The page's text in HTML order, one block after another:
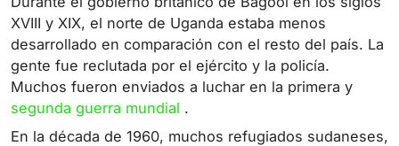
XVIII y XIX, el norte de Uganda estaba menos
desarrollado en comparación con el resto del país. La
gente fue reclutada por el ejército y la policía.
Muchos fueron enviados a luchar en la primera y
segunda guerra mundial .
En la década de 1960, muchos refugiados sudaneses,